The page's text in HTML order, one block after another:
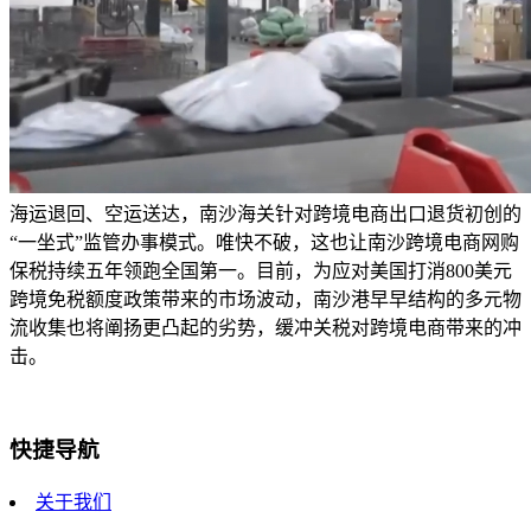
海运退回、空运送达，南沙海关针对跨境电商出口退货初创的
“一坐式”监管办事模式。唯快不破，这也让南沙跨境电商网购
保税持续五年领跑全国第一。目前，为应对美国打消800美元
跨境免税额度政策带来的市场波动，南沙港早早结构的多元物
流收集也将阐扬更凸起的劣势，缓冲关税对跨境电商带来的冲
击。
快捷导航
关于我们